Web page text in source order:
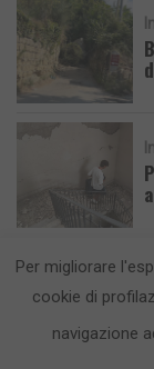
CronacaFlegrea
Per migliorare
cookie di
navigazione